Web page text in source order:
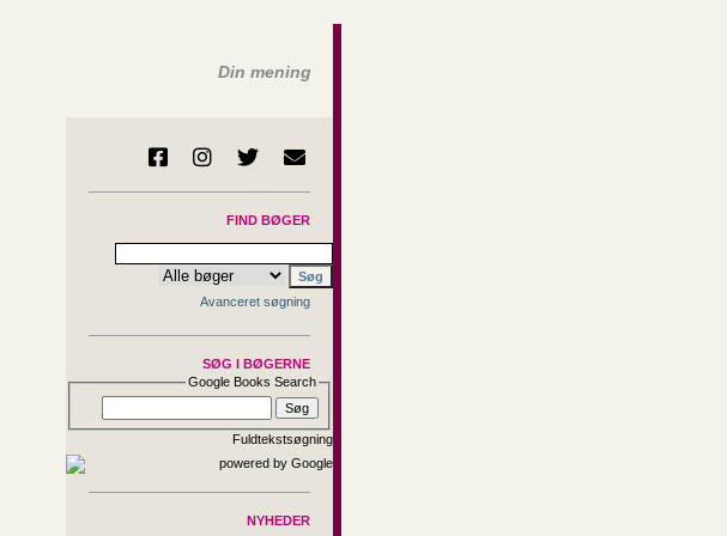
Din mening
FIND BØGER
Avanceret søgning
SØG I BØGERNE
Google Books Search
Fuldtekstsøgning
NYHEDER